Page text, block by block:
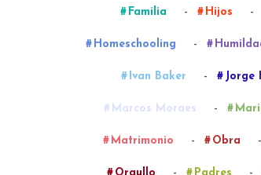
Familia - Hijos -
Homeschooling -
Ivan Baker - Jorge
Marcos Moraes -
Matrimonio - Obra -